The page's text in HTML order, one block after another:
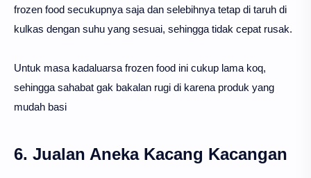
frozen food secukupnya saja dan selebihnya tetap di taruh di
kulkas dengan suhu yang sesuai, sehingga tidak cepat rusak.
Untuk masa kadaluarsa frozen food ini cukup lama koq,
sehingga sahabat gak bakalan rugi di karena produk yang
mudah basi
6. Jualan Aneka Kacang Kacangan